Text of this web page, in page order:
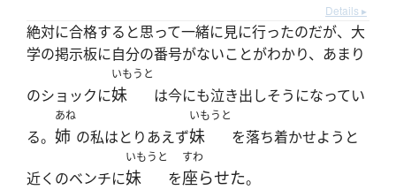
Details ▸
絶対に合格すると思って一緒に見に行ったのだが、大
学の掲示板に自分の番号がないことがわかり、あまり
のショックに
いもうと
妹 は今にも泣き出しそうになってい
る。
あね
姉 の私はとりあえず
いもうと
妹 を落ち着かせようと
近くのベンチに
いもうと
妹 を
すわ
座らせた。